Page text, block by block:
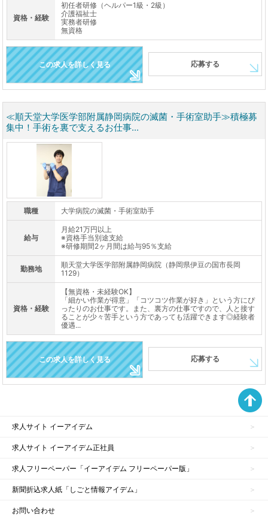
資格・経験
初任者研修（ヘルパー1級・2級）
介護福祉士
実務者研修
無資格
この求人を詳しく見る 応募する
≪順天堂大学医学部附属静岡病院の滅菌・手術室助手≫積極募
集中！手術を裏で支えるお仕事...
職種 大学病院の滅菌・手術室助手
給与
月給21万円以上
※資格手当別途支給
※研修期間2ヶ月間は給与95％支給
勤務地
順天堂大学医学部附属静岡病院（静岡県伊豆の国市長岡
1129）
資格・経験
【無資格・未経験OK】
「細かい作業が得意」「コツコツ作業が好き」という方にぴ
ったりのお仕事です。また、裏方の仕事ですので、人と接す
ることが少々苦手という方であっても活躍できます◎経験者
優遇...
この求人を詳しく見る 応募する
求人サイト イーアイデム
求人サイト イーアイデム正社員
求人フリーペーパー「イーアイデム フリーペーパー版」
新聞折込求人紙「しごと情報アイデム」
お問い合わせ